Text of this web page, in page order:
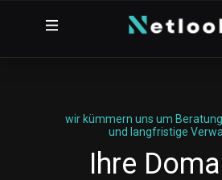
wir kümmern uns um
und langfristige
Ihre